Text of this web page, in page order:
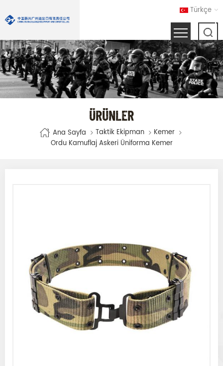
Türkçe
ÜRÜNLER
Ana Sayfa Taktik Ekipman
Kemer
Ordu Kamuflaj Askeri Üniforma Kemer